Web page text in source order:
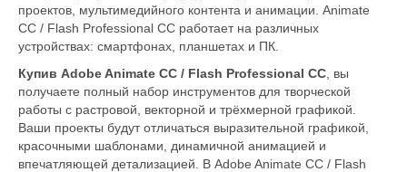
проектов, мультимедийного контента и анимации. Animate
CC / Flash Professional CC работает на различных
устройствах: смартфонах, планшетах и ПК.
Купив Adobe Animate CC / Flash Professional CC , вы
получаете полный набор инструментов для творческой
работы с растровой, векторной и трёхмерной графикой.
Ваши проекты будут отличаться выразительной графикой,
красочными шаблонами, динамичной анимацией и
впечатляющей детализацией. В Adobe Animate CC / Flash